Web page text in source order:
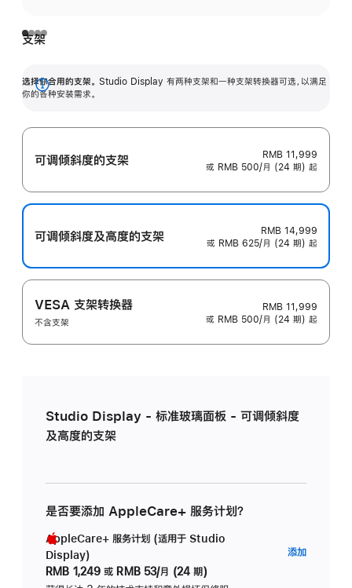
支架
选择你合用的支架。 Studio Display 有两种支架和一种支架转换器可选，以满足
你的各种安装需求。
展
可调倾斜度的支架
RMB 11,999
或 RMB 500/月 (24 期) 起
可调倾斜度及高‍度的支‍架
RMB 14,999
或 RMB 625/月 (24 期) 起
VESA 支架转换器
不含支架
RMB 11,999
或 RMB 500/月 (24 期) 起
Studio Display - 标准玻璃面板 - 可调倾斜度
及高度的支架
是否要添加 AppleCare+ 服务计划？
AppleCare+ 服务计划 (适用于 Studio
Display)
RMB 1,249 或 RMB 53/月 (24 期)
添加